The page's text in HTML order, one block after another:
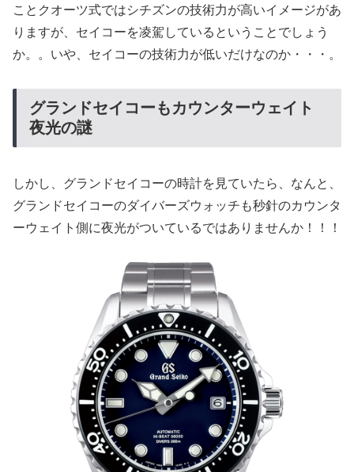
ことクオーツ式ではシチズンの技術力が高いイメージがあ
りますが、セイコーを凌駕しているということでしょう
か。。いや、セイコーの技術力が低いだけなのか・・・。
グランドセイコーもカウンターウェイト
夜光の謎
しかし、グランドセイコーの時計を見ていたら、なんと、
グランドセイコーのダイバーズウォッチも秒針のカウンタ
ーウェイト側に夜光がついているではありませんか！！！